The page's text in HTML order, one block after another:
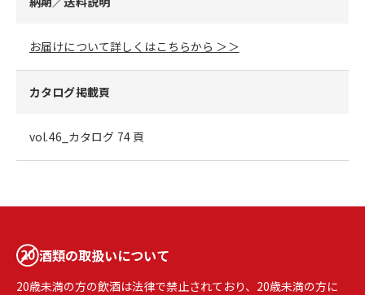
お届けについて詳しくはこちらから ＞＞
カタログ掲載頁
vol.46_カタログ 74 頁
酒類の取扱いについて
20歳未満の方の飲酒は法律で禁止されており、20歳未満の方に